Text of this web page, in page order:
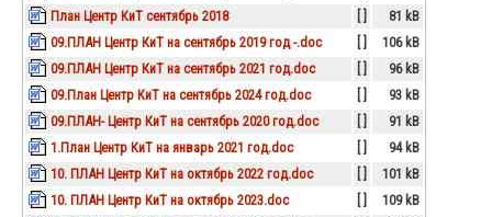
План Центр КиТ сентябрь 2018
81 kB
09.ПЛАН Центр КиТ на сентябрь 2019 год -.doc
106 kB
09.ПЛАН Центр КиТ на сентябрь 2021 год.doc
96 kB
09.План Центр КиТ на сентябрь 2024 год.doc
93 kB
09.ПЛАН- Центр КиТ на сентябрь 2020 год.doc
91 kB
1.План Центр КиТ на январь 2021 год.doc
94 kB
10. ПЛАН Центр КиТ на октябрь 2022 год.doc
101 kB
10. ПЛАН Центр КиТ на октябрь 2023.doc
109 kB